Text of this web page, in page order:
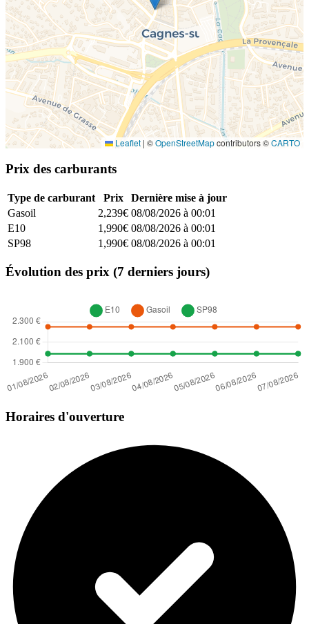
Leaflet | ©OpenStreetMapcontributors ©CARTO
Prix des carburants
Type de carburant Prix
Dernière mise à jour
Gasoil
2,239€ 08/08/2026 à 00:01
E10
1,990€ 08/08/2026 à 00:01
SP98
1,990€ 08/08/2026 à 00:01
Évolution des prix (7 derniers jours)
Horaires d'ouverture